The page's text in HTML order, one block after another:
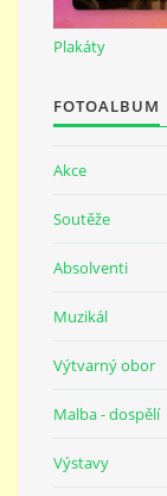
Plakáty
FOTOALBUM
Akce
Soutěže
Absolventi
Muzikál
Výtvarný obor
Malba - dospělí
Výstavy